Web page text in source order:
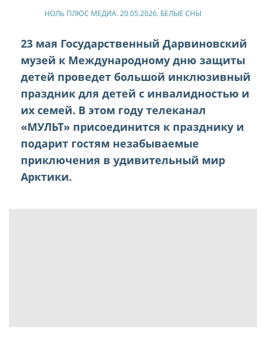
НОЛЬ ПЛЮС МЕДИА. 20.05.2026. БЕЛЫЕ СНЫ
23 мая Государственный Дарвиновский
музей к Международному дню защиты
детей проведет большой инклюзивный
праздник для детей с инвалидностью и
их семей. В этом году телеканал
«МУЛЬТ» присоединится к празднику и
подарит гостям незабываемые
приключения в удивительный мир
Арктики.